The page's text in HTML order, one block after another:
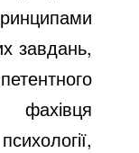
завдань,
фахівця